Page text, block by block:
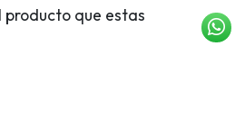
producto que estas